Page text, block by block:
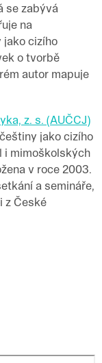
se zabývá
na
cizího
o tvorbě
autor mapuje
z. s. (AUČCJ)
jako cizího
i mimoškolských
v roce 2003.
a semináře,
z České